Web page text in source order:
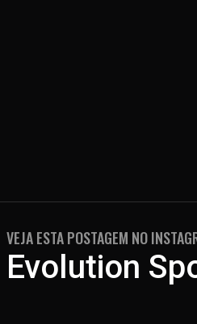
VEJA ESTA POSTAGEM NO
Evolution